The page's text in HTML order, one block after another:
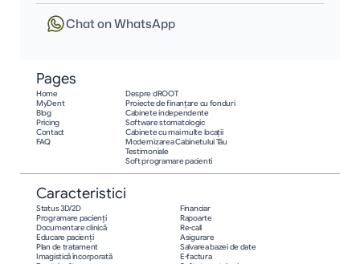
Chat on WhatsApp
Pages
Home
MyDent
Blog
Pricing
Contact
FAQ
Despre dROOT
Proiecte de finanțare cu fonduri
Cabinete independente
Software stomatologic
Cabinete cu mai multe locații
Modernizarea Cabinetului Tău
Testimoniale
Soft programare pacienti
Caracteristici
Status 3D/2D
Programare pacienţi
Documentare clinică
Educare pacienţi
Plan de tratament
Imagistică încorporată
Financiar
Rapoarte
Re-call
Asigurare
Salvarea bazei de date
E-factura